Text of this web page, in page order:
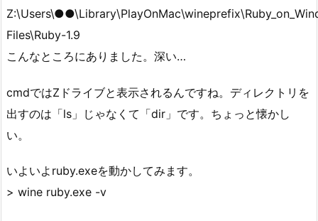
Files\Ruby-1.9
こんなところにありました。深い…
cmdではZドライブと表示されるんですね。ディレクトリを
出すのは「ls」じゃなくて「dir」です。ちょっと懐かし
い。
いよいよruby.exeを動かしてみます。
> wine ruby.exe -v